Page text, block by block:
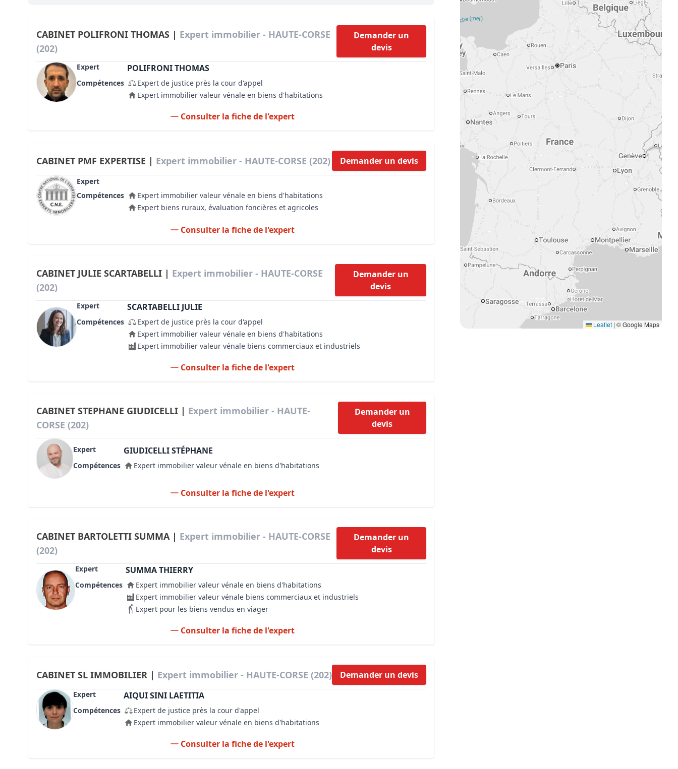
Règles d’urbanisme
Lecture et compréhension d’un Plan Local d’Urbanisme (PLU)
Droit de l'environnement et de l'immobilier
Estimer le droit au bail
Développer et organiser l'activité de Syndic
Biens d’exception, belles demeures, châteaux et traits de côte
Expertise pré-achat
CABINET POLIFRONI THOMAS | Expert immobilier - HAUTE-CORSE
(202)
Demander un
devis
Expert POLIFRONI THOMAS
Compétences
Expert de justice près la cour d'appel
Expert immobilier valeur vénale en biens d'habitations
Consulter la fiche de l'expert
CABINET PMF EXPERTISE | Expert immobilier - HAUTE-CORSE (202) Demander un devis
Expert
Compétences
Expert immobilier valeur vénale en biens d'habitations
Expert biens ruraux, évaluation foncières et agricoles
Consulter la fiche de l'expert
CABINET JULIE SCARTABELLI | Expert immobilier - HAUTE-CORSE
(202)
Demander un
devis
Expert SCARTABELLI JULIE
Compétences
Expert de justice près la cour d'appel
Expert immobilier valeur vénale en biens d'habitations
Expert immobilier valeur vénale biens commerciaux et industriels
Consulter la fiche de l'expert
CABINET STEPHANE GIUDICELLI | Expert immobilier - HAUTE-
CORSE (202)
Demander un
devis
Expert GIUDICELLI STÉPHANE
Compétences Expert immobilier valeur vénale en biens d'habitations
Consulter la fiche de l'expert
CABINET BARTOLETTI SUMMA | Expert immobilier - HAUTE-CORSE
(202)
Demander un
devis
Expert SUMMA THIERRY
Compétences
Expert immobilier valeur vénale en biens d'habitations
Expert immobilier valeur vénale biens commerciaux et industriels
Expert pour les biens vendus en viager
Consulter la fiche de l'expert
CABINET SL IMMOBILIER | Expert immobilier - HAUTE-CORSE (202) Demander un devis
Expert AIQUI SINI LAETITIA
Compétences
Expert de justice près la cour d'appel
Expert immobilier valeur vénale en biens d'habitations
Consulter la fiche de l'expert
Leaflet | © Google Maps